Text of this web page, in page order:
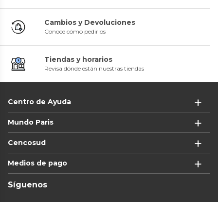
Cambios y Devoluciones
Conoce cómo pedirlos
Tiendas y horarios
Revisa dónde están nuestras tiendas
Centro de Ayuda
Mundo Paris
Cencosud
Medios de pago
Síguenos